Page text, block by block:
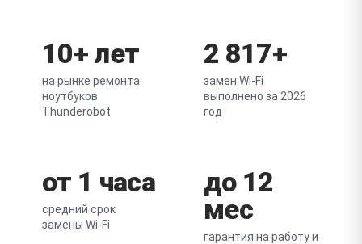
10+ лет
на рынке ремонта
ноутбуков
Thunderobot
2 817+
замен Wi-Fi
выполнено за 2026
год
от 1 часа
средний срок
замены Wi-Fi
до 12
мес
гарантия на работу и